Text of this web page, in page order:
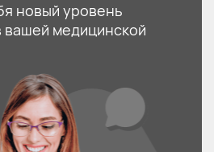
новый уровень
вашей медицинской